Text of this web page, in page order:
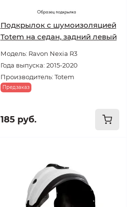
Подкрылок с шумоизоляцией
Totem на седан, задний левый
Модель: Ravon Nexia R3
Года выпуска: 2015-2020
Производитель: Totem
Предзаказ
185 руб.